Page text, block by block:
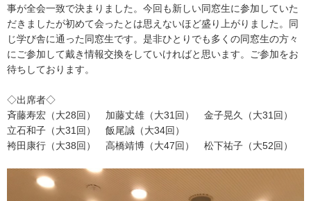
事が全会一致で決まりました。今回も新しい同窓生に参加していた
だきましたが初めて会ったとは思えないほど盛り上がりました。同
じ学び舎に通った同窓生です。是非ひとりでも多くの同窓生の方々
にご参加して戴き情報交換をしていければと思います。ご参加をお
待ちしております。
◇出席者◇
斉藤寿宏（大28回） 加藤丈雄（大31回） 金子晃久（大31回）
立石和子（大31回） 飯尾誠（大34回）
袴田康行（大38回） 高橋靖博（大47回） 松下祐子（大52回）